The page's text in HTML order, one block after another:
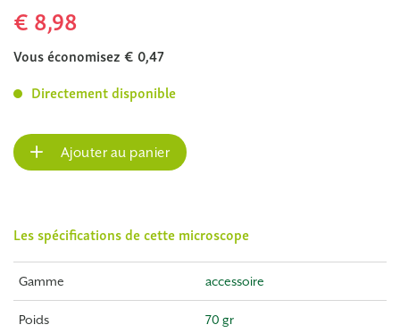
€ 8,98
Vous économisez € 0,47
Directement disponible
Ajouter au panier
Les spécifications de cette microscope
Gamme accessoire
Poids 70 gr